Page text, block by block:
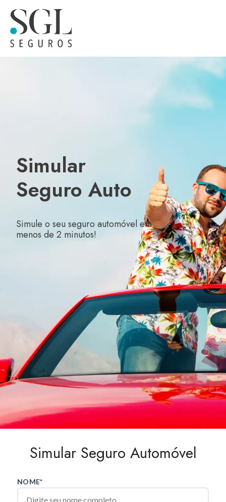
Simular
Seguro Auto
Simule o seu seguro automóvel em
menos de 2 minutos!
Simular Seguro Automóvel